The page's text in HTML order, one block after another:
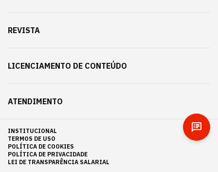
REVISTA
LICENCIAMENTO DE CONTEÚDO
ATENDIMENTO
INSTITUCIONAL
TERMOS DE USO
POLÍTICA DE COOKIES
POLÍTICA DE PRIVACIDADE
LEI DE TRANSPARÊNCIA SALARIAL